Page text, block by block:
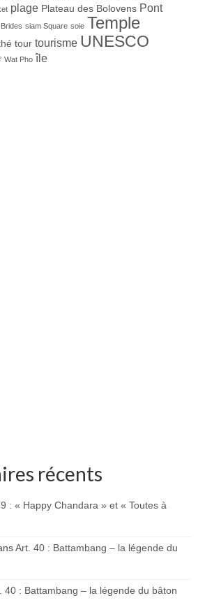
plage Plateau des Bolovens Pont
siam Square soie Temple
tour tourisme UNESCO
Wat Pho île
récents
: « Happy Chandara » et « Toutes à
Art. 40 : Battambang – la légende du
40 : Battambang – la légende du bâton